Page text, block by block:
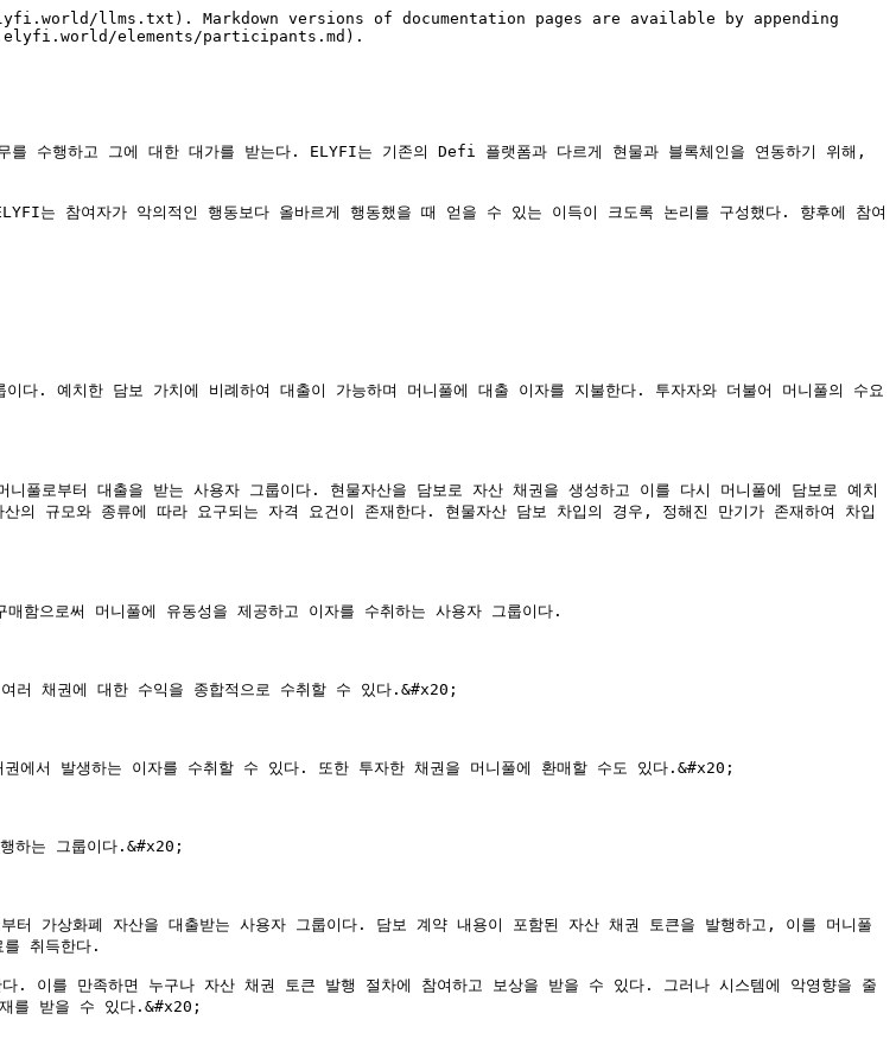
llms.txt). Markdown versions of documentation pages are available by appending
elements/participants.md).
수행하고 그에 대한 대가를 받는다. ELYFI는 기존의 Defi 플랫폼과 다르게 현물과 블록체인을 연동하기 위해,
는 참여자가 악의적인 행동보다 올바르게 행동했을 때 얻을 수 있는 이득이 크도록 논리를 구성했다. 향후에 참여
다. 예치한 담보 가치에 비례하여 대출이 가능하며 머니풀에 대출 이자를 지불한다. 투자자와 더불어 머니풀의 수요
풀로부터 대출을 받는 사용자 그룹이다. 현물자산을 담보로 자산 채권을 생성하고 이를 다시 머니풀에 담보로 예치
의 규모와 종류에 따라 요구되는 자격 요건이 존재한다. 현물자산 담보 차입의 경우, 정해진 만기가 존재하여 차입
함으로써 머니풀에 유동성을 제공하고 이자를 수취하는 사용자 그룹이다.
러 채권에 대한 수익을 종합적으로 수취할 수 있다.&#x20;
에서 발생하는 이자를 수취할 수 있다. 또한 투자한 채권을 머니풀에 환매할 수도 있다.&#x20;
하는 그룹이다.&#x20;
터 가상화폐 자산을 대출받는 사용자 그룹이다. 담보 계약 내용이 포함된 자산 채권 토큰을 발행하고, 이를 머니풀
취득한다.
. 이를 만족하면 누구나 자산 채권 토큰 발행 절차에 참여하고 보상을 받을 수 있다. 그러나 시스템에 악영향을 줄
를 받을 수 있다.&#x20;